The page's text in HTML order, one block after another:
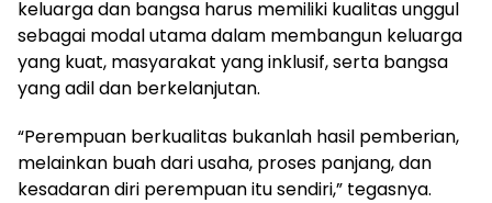
keluarga dan bangsa harus memiliki kualitas unggul
sebagai modal utama dalam membangun keluarga
yang kuat, masyarakat yang inklusif, serta bangsa
yang adil dan berkelanjutan.
“Perempuan berkualitas bukanlah hasil pemberian,
melainkan buah dari usaha, proses panjang, dan
kesadaran diri perempuan itu sendiri,” tegasnya.